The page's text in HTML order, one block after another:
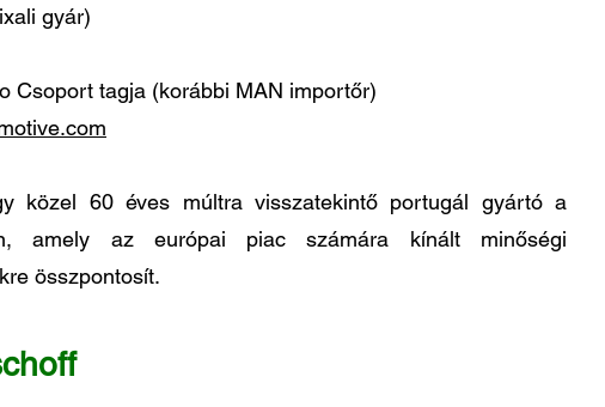
gyár)
Csoport tagja (korábbi MAN importőr)
közel 60 éves múltra visszatekintő portugál gyártó a
amely az európai piac számára kínált minőségi
összpontosít.